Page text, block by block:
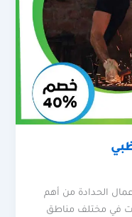
الحدادة من أهم
في مختلف مناطق